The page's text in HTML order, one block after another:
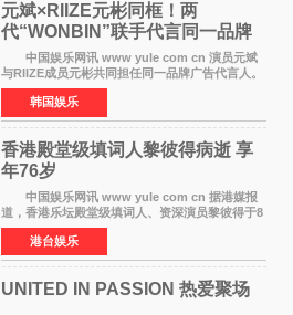
元斌×RIIZE元彬同框！两
代“WONBIN”联手代言同一品牌
颜值天花板合体
中国娱乐网讯 www yule com cn 演员元斌
与RIIZE成员元彬共同担任同一品牌广告代言人。
6日据独家报道，继演员元斌之后，RIIZE元彬最
近也被选为某在线中介平台A公司的共同广告代言
人，两人将作
韩国娱乐
香港殿堂级填词人黎彼得病逝 享
年76岁​
中国娱乐网讯 www yule com cn 据港媒报
道，香港乐坛殿堂级填词人、资深演员黎彼得于8
月5日上午因病离世，终年76岁。好友钟志光透
露，黎彼得今年3月中风后便卧床休养，身体机能
持续衰退，最
港台娱乐
UNITED IN PASSION 热爱聚场